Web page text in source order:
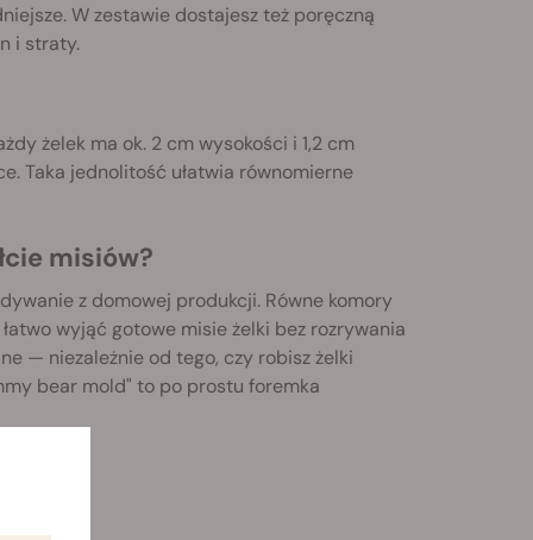
W zestawie dostajesz też poręczną
i straty.
żelek ma ok. 2 cm wysokości i 1,2 cm
Taka jednolitość ułatwia równomierne
misiów?
z domowej produkcji. Równe komory
wyjąć gotowe misie żelki bez rozrywania
— niezależnie od tego, czy robisz żelki
bear mold" to po prostu foremka